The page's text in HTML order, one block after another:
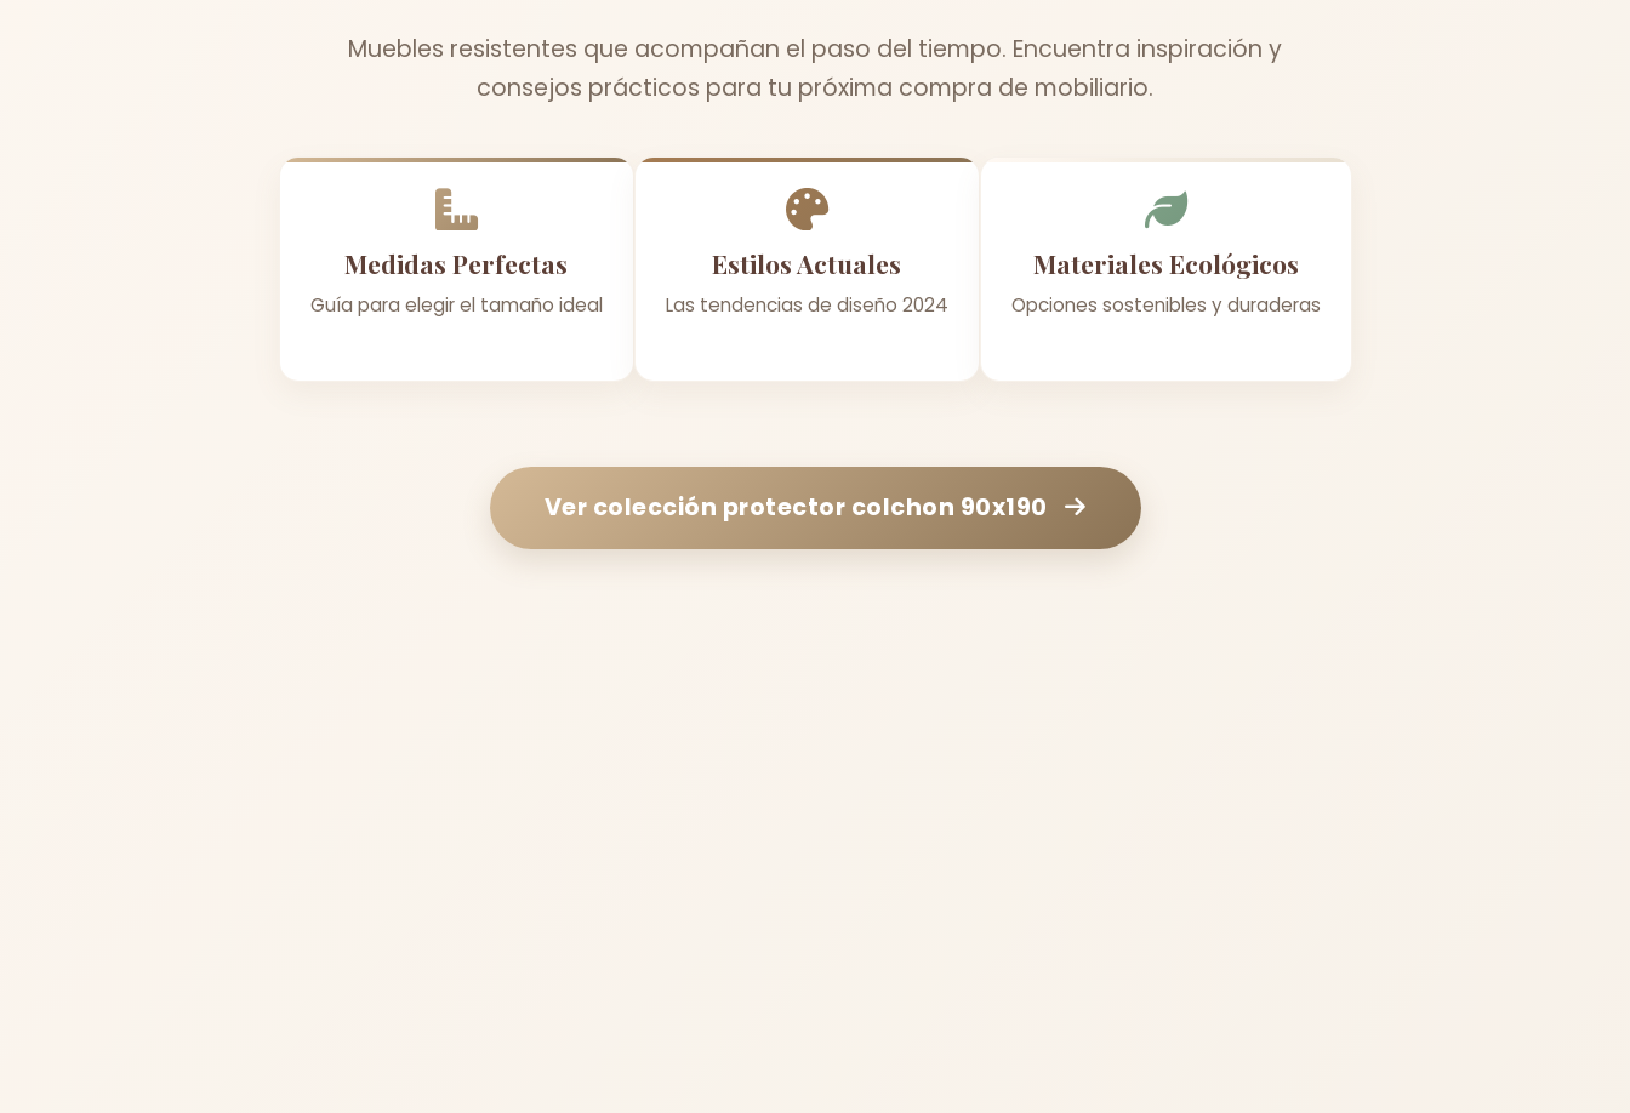
Muebles resistentes que acompañan el paso del tiempo. Encuentra inspiración y
consejos prácticos para tu próxima compra de mobiliario.
Medidas Perfectas
Guía para elegir el tamaño ideal
Estilos Actuales
Las tendencias de diseño 2024
Materiales Ecológicos
Opciones sostenibles y duraderas
Ver colección protector colchon 90x190